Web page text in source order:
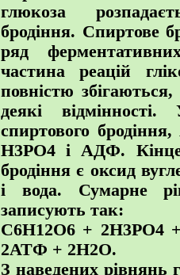
глюкоза
бродіння. Спиртове
ряд
частина реацій
повністю
деякі
спиртового бродіння,
Н3РО4 і АДФ.
бродіння є оксид
і вода. Сумарне
записують так:
С6Н12О6 + 2Н3РО4
2АТФ + 2Н2О.
З наведених рівнянь